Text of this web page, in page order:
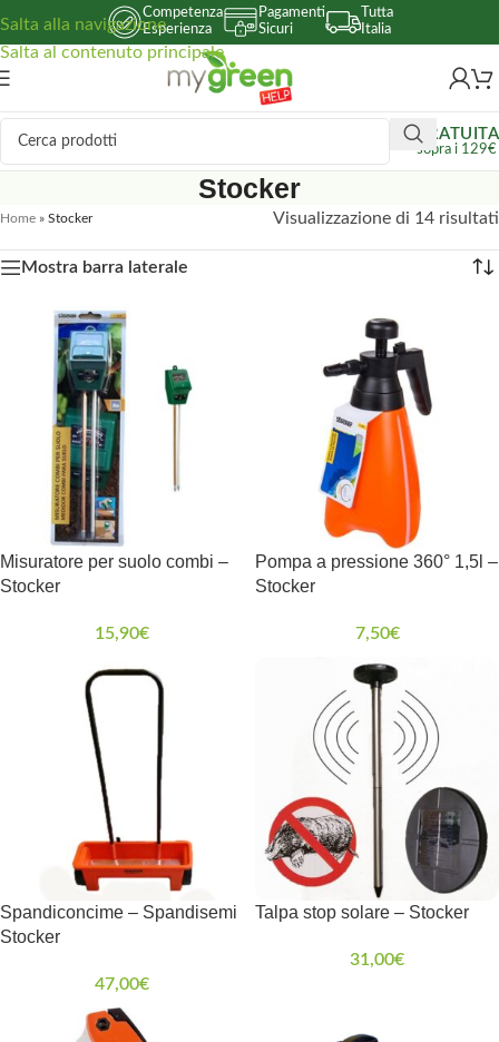
Salta alla navigazione
Salta al contenuto principale
Competenza
Esperienza
Pagamenti
Sicuri
Tutta
Italia
GRATUITA
sopra i 129€
Stocker
Home » Stocker Visualizzazione di 14 risultati
Mostra barra laterale
Misuratore per suolo combi –
Stocker
15,90€
Pompa a pressione 360° 1,5l –
Stocker
7,50€
Spandiconcime – Spandisemi
Stocker
47,00€
Talpa stop solare – Stocker
31,00€